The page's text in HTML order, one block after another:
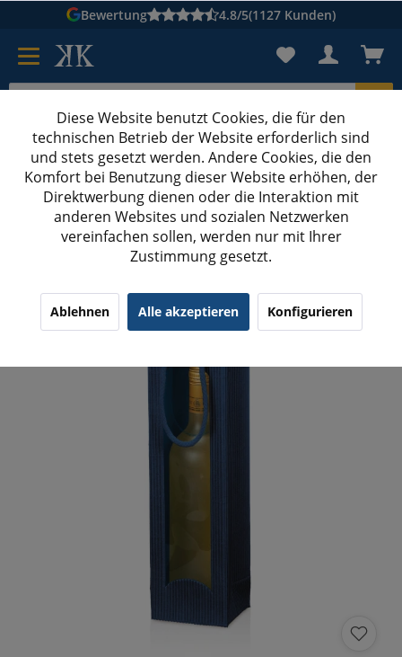
Bewertung 4.8/5(1127 Kunden)
Karton suchen
Kartons bedruckenKartons nach Maß
Geschenktüten
100x85x360 mm 1er Tragetüte Flasche mit Fenster
Diese Website benutzt Cookies, die für den
technischen Betrieb der Website erforderlich sind
und stets gesetzt werden. Andere Cookies, die den
Komfort bei Benutzung dieser Website erhöhen, der
Direktwerbung dienen oder die Interaktion mit
anderen Websites und sozialen Netzwerken
vereinfachen sollen, werden nur mit Ihrer
Zustimmung gesetzt.
Ablehnen Alle akzeptieren Konfigurieren